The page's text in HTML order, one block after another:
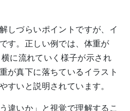
しづらいポイントですが、イ
す。正しい例では、体重が
に流れていく様子が示され
が真下に落ちているイラスト
すいと説明されています。
違いか」と視覚で理解するこ